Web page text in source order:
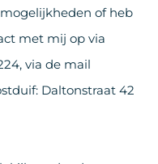
of heb
met mij op via
via de mail
Daltonstraat 42